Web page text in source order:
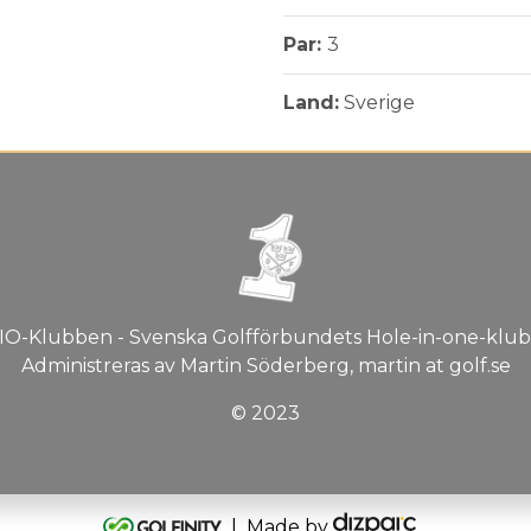
Par: 3
Land: Sverige
Klubben - Svenska Golfförbundets Hole-in-one-
Administreras av Martin Söderberg, martin at golf.se
© 2023
| Made by